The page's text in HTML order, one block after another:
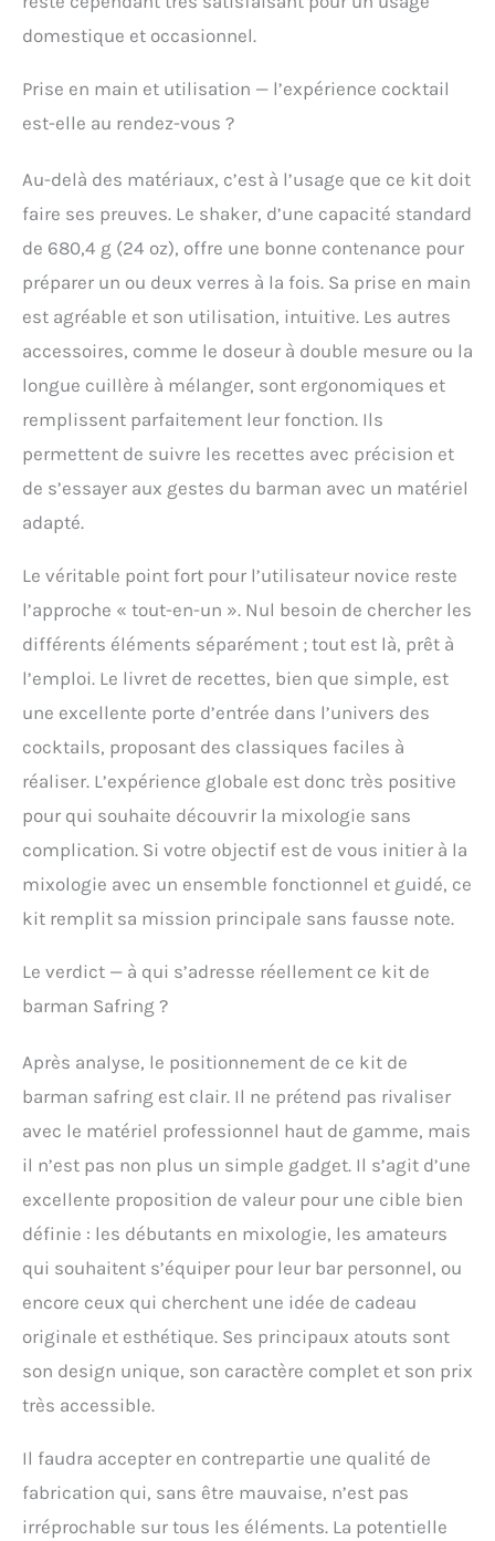
domestique et occasionnel.
Prise en main et utilisation — l’expérience cocktail
est-elle au rendez-vous ?
Au-delà des matériaux, c’est à l’usage que ce kit doit
faire ses preuves. Le shaker, d’une capacité standard
de 680,4 g (24 oz), offre une bonne contenance pour
préparer un ou deux verres à la fois. Sa prise en main
est agréable et son utilisation, intuitive. Les autres
accessoires, comme le doseur à double mesure ou la
longue cuillère à mélanger, sont ergonomiques et
remplissent parfaitement leur fonction. Ils
permettent de suivre les recettes avec précision et
de s’essayer aux gestes du barman avec un matériel
adapté.
Le véritable point fort pour l’utilisateur novice reste
l’approche « tout-en-un ». Nul besoin de chercher les
différents éléments séparément ; tout est là, prêt à
l’emploi. Le livret de recettes, bien que simple, est
une excellente porte d’entrée dans l’univers des
cocktails, proposant des classiques faciles à
réaliser. L’expérience globale est donc très positive
pour qui souhaite découvrir la mixologie sans
complication. Si votre objectif est de vous initier à la
mixologie avec un ensemble fonctionnel et guidé, ce
kit remplit sa mission principale sans fausse note.
Le verdict — à qui s’adresse réellement ce kit de
barman Safring ?
Après analyse, le positionnement de ce kit de
barman safring est clair. Il ne prétend pas rivaliser
avec le matériel professionnel haut de gamme, mais
il n’est pas non plus un simple gadget. Il s’agit d’une
excellente proposition de valeur pour une cible bien
définie : les débutants en mixologie, les amateurs
qui souhaitent s’équiper pour leur bar personnel, ou
encore ceux qui cherchent une idée de cadeau
originale et esthétique. Ses principaux atouts sont
son design unique, son caractère complet et son prix
très accessible.
Il faudra accepter en contrepartie une qualité de
fabrication qui, sans être mauvaise, n’est pas
irréprochable sur tous les éléments. La potentielle